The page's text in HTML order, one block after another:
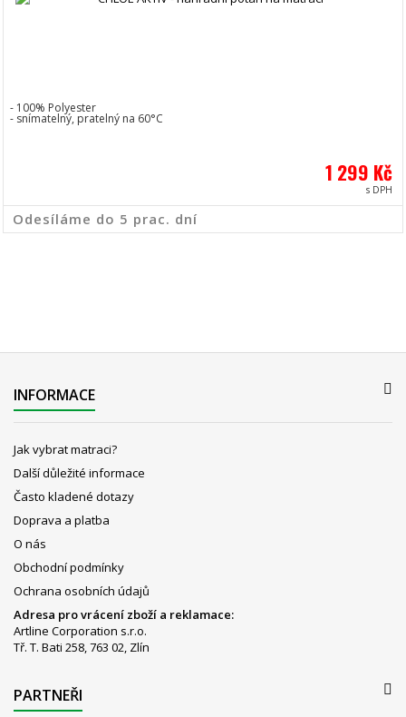
- 100% Polyester
- snímatelný, pratelný na 60°C
1 299 Kč
s DPH
Odesíláme do 5 prac. dní
INFORMACE
Jak vybrat matraci?
Další důležité informace
Často kladené dotazy
Doprava a platba
O nás
Obchodní podmínky
Ochrana osobních údajů
Adresa pro vrácení zboží a reklamace:
Artline Corporation s.r.o.
Tř. T. Bati 258, 763 02, Zlín
PARTNEŘI